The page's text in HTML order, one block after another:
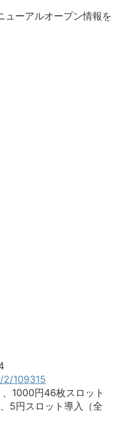
ューアルオープン情報を
109315
1000円46枚スロット
5円スロット導入（全